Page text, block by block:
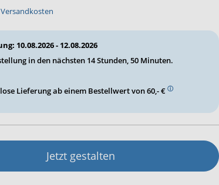
Versandkosten
10.08.2026 - 12.08.2026
in den nächsten 14 Stunden, 50 Minuten.
Lieferung ab einem Bestellwert von 60,- € ⓘ
Jetzt gestalten